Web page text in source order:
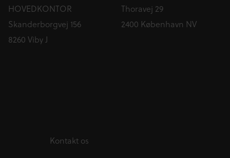
HOVEDKONTOR
Skanderborgvej 156
8260 Viby J
Thoravej 29
2400 København NV
Kontakt os